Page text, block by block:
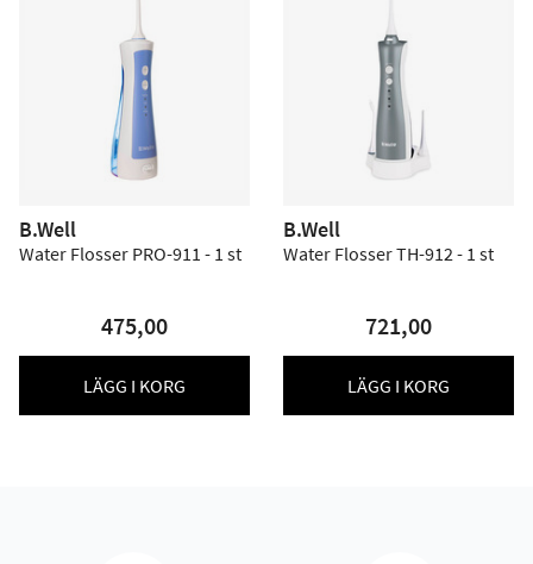
B.Well
Water Flosser PRO-911 - 1 st
475,00
LÄGG I KORG
B.Well
Water Flosser TH-912 - 1 st
721,00
LÄGG I KORG